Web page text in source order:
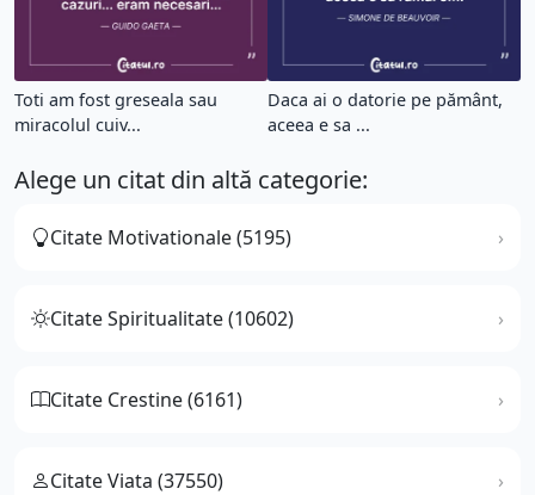
Toti am fost greseala sau
miracolul cuiv...
Daca ai o datorie pe pământ,
aceea e sa ...
Alege un citat din altă categorie:
Citate Motivationale (5195)
Citate Spiritualitate (10602)
Citate Crestine (6161)
Citate Viata (37550)